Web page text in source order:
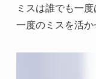
ミスは誰でも一度
一度のミスを活